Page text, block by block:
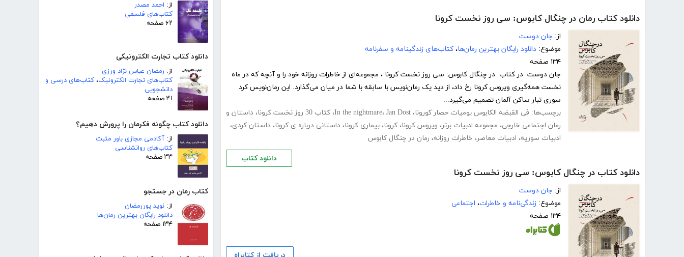
از: احمد مصدر
کتاب‌های فلسفی
۶۲ صفحه
دانلود کتاب تجارت الکترونیکی
از: رمضان عباس نژاد ورزی
کتاب‌های تجارت الکترونیک، کتاب‌های درسی و
دانشجویی
۴۱ صفحه
دانلود کتاب چگونه فکرمان را پرورش دهیم؟
از: آکادمی مجازی باور مثبت
کتاب‌های روانشناسی
۳۳ صفحه
کتاب رمان در جستجو
از: نوید پوررمضان
دانلود رایگان بهترین رمان‌ها
۱۳۴ صفحه
دانلود کتاب رمان در چنگال کابوس: سی روز نخست کرونا
از: جان دوست
موضوع: دانلود رایگان بهترین رمان‌ها، کتاب‌های زندگینامه و سفرنامه
۱۳۴ صفحه
جان دوست در کتاب در چنگال کابوس: سی روز نخست کرونا ، مجموعه‌ای از خاطرات روزانه خود را و آنچه که در ماه
نخست همه‌گیری ویروس کرونا رخ داد، از دید یک رمان‌نویس با سابقه با شما در میان می‌گذارد. این رمان‌نویس کرد
سوری تبار ساکن آلمان تصمیم می‌گیرد...
برچسب‌ها: فی القبضه الکابوس یومیات حصار کورونا، In the nightmare، Jan Dost ، کتاب 30 روز نخست کرونا ، داستان و
رمان اجتماعی خارجی، مجموعه ادبیات برتر، ویروس کرونا، کرونا، بیماری کرونا، داستانی درباره ی کرونا، داستان کردی،
ادبیات سوریه، ادبیات معاصر، خاطرات روزانه، رمان در چنگال کابوس
دانلود کتاب
دانلود کتاب در چنگال کابوس: سی روز نخست کرونا
از: جان دوست
موضوع: زندگی‌نامه و خاطرات، اجتماعی
۱۳۴ صفحه